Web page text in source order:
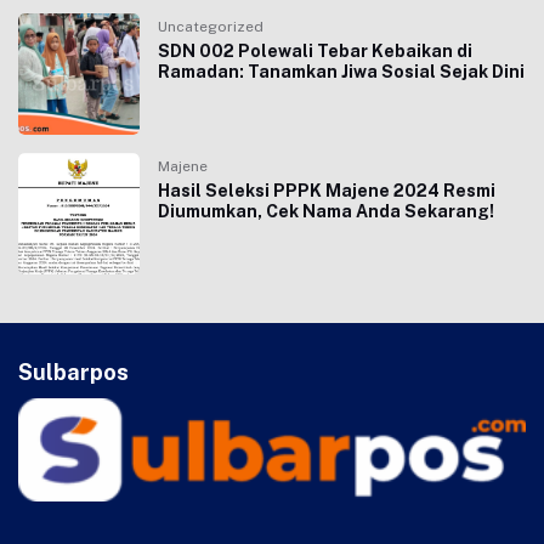
Uncategorized
SDN 002 Polewali Tebar Kebaikan di
Ramadan: Tanamkan Jiwa Sosial Sejak Dini
Majene
Hasil Seleksi PPPK Majene 2024 Resmi
Diumumkan, Cek Nama Anda Sekarang!
Sulbarpos